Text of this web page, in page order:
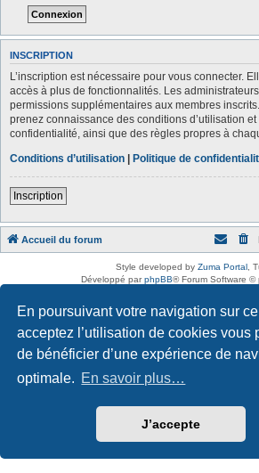
En poursuivant votre navigation sur
acceptez l’utilisation de cookies vous
de bénéficier d’une expérience de
optimale. En savoir plus…
J’accepte
INSCRIPTION
L’inscription est nécessaire pour vous connecter.
accès à plus de fonctionnalités. Les
permissions supplémentaires aux membres
prenez connaissance des conditions d’utilisation
confidentialité, ainsi que des règles propres à
Conditions d’utilisation | Politique de
Inscription
Accueil du forum
Style developed by Zuma Portal ,
Développé parphpBB® Forum Software ©
Confidentialité|Conditions